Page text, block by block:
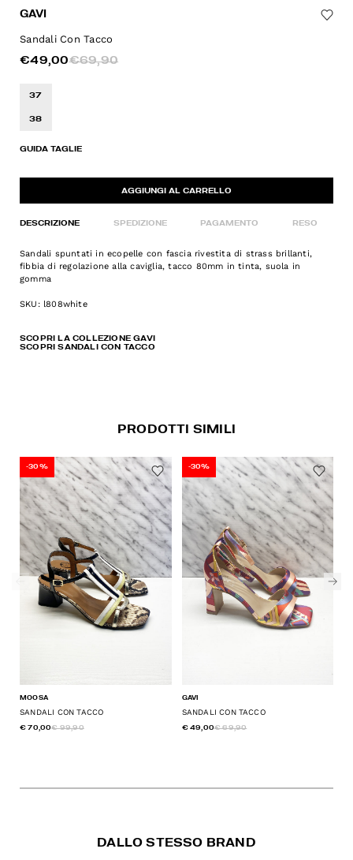
GAVI
Sandali Con Tacco
€49,00€69,90
37
38
GUIDA TAGLIE
AGGIUNGI AL CARRELLO
DESCRIZIONE SPEDIZIONE PAGAMENTO RESO
Sandali spuntati in ecopelle con fascia rivestita di strass brillanti,
fibbia di regolazione alla caviglia, tacco 80mm in tinta, suola in
gomma
SKU: l808white
SCOPRI LA COLLEZIONE GAVI
SCOPRI SANDALI CON TACCO
PRODOTTI SIMILI
-30%
MOOSA
SANDALI CON TACCO
€ 70,00€ 99,90
-30%
GAVI
SANDALI CON TACCO
€ 49,00€ 69,90
DALLO STESSO BRAND